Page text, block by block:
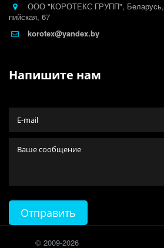
ООО "КОРОТЕКС ГРУПП", Беларусь,
пийская, 67
korotex@yandex.by
Напишите нам
Отправить
© 2009-2026